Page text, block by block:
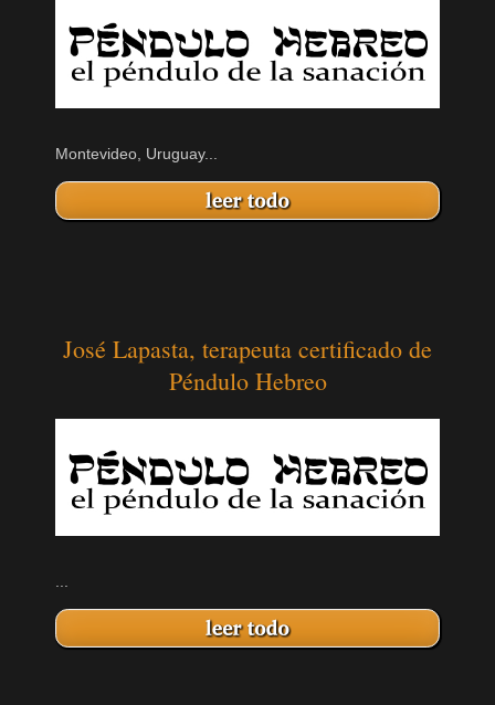
Montevideo, Uruguay...
José Lapasta, terapeuta certificado de
Péndulo Hebreo